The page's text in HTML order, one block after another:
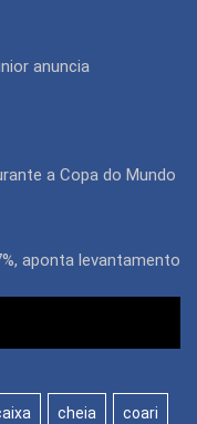
anuncia
a Copa do Mundo
aponta levantamento
cheia coari